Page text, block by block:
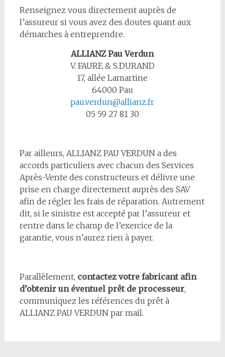
Renseignez vous directement auprès de
l’assureur si vous avez des doutes quant aux
démarches à entreprendre.
ALLIANZ Pau Verdun
V. FAURE & S.DURAND
17, allée Lamartine
64000 Pau
pau.verdun@allianz.fr
05 59 27 81 30
Par ailleurs, ALLIANZ PAU VERDUN a des
accords particuliers avec chacun des Services
Après-Vente des constructeurs et délivre une
prise en charge directement auprès des SAV
afin de régler les frais de réparation. Autrement
dit, si le sinistre est accepté par l’assureur et
rentre dans le champ de l’exercice de la
garantie, vous n’aurez rien à payer.
Parallèlement, contactez votre fabricant afin
d’obtenir un éventuel prêt de processeur,
communiquez les références du prêt à
ALLIANZ PAU VERDUN par mail.